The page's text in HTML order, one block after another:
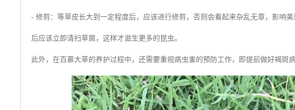
- 修剪：等草皮长大到一定程度后，应该进行修剪，否则会看起来杂乱无章，影响
后应该立即清扫草屑，这样才滋生更多的昆虫。
此外，在百慕大草的养护过程中，还需要重视病虫害的预防工作，即提前做好褐斑